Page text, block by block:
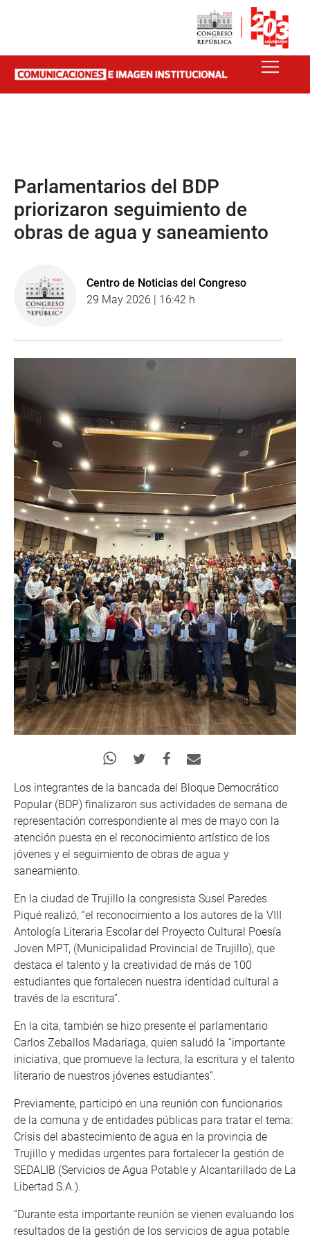
Parlamentarios del BDP
priorizaron seguimiento de
obras de agua y saneamiento
Centro de Noticias del Congreso
29 May 2026 | 16:42 h
Los integrantes de la bancada del Bloque Democrático
Popular (BDP) finalizaron sus actividades de semana de
representación correspondiente al mes de mayo con la
atención puesta en el reconocimiento artístico de los
jóvenes y el seguimiento de obras de agua y
saneamiento.
En la ciudad de Trujillo la congresista Susel Paredes
Piqué realizó, “el reconocimiento a los autores de la VIII
Antología Literaria Escolar del Proyecto Cultural Poesía
Joven MPT, (Municipalidad Provincial de Trujillo), que
destaca el talento y la creatividad de más de 100
estudiantes que fortalecen nuestra identidad cultural a
través de la escritura”.
En la cita, también se hizo presente el parlamentario
Carlos Zeballos Madariaga, quien saludó la “importante
iniciativa, que promueve la lectura, la escritura y el talento
literario de nuestros jóvenes estudiantes”.
Previamente, participó en una reunión con funcionarios
de la comuna y de entidades públicas para tratar el tema:
Crisis del abastecimiento de agua en la provincia de
Trujillo y medidas urgentes para fortalecer la gestión de
SEDALIB (Servicios de Agua Potable y Alcantarillado de La
Libertad S.A.).
“Durante esta importante reunión se vienen evaluando los
resultados de la gestión de los servicios de agua potable